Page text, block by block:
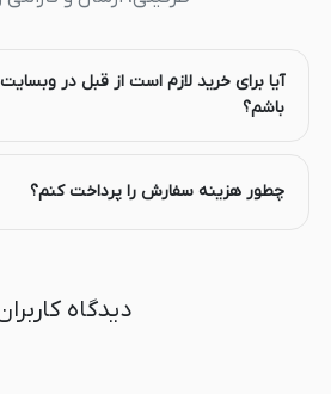
آیا برای خرید لازم است از قبل در
باشم؟
چطور هزینه سفارش را پرداخت کنم؟
دیدگاه